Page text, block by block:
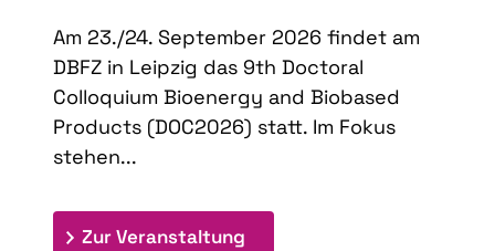
Am 23./24. September 2026 findet am
DBFZ in Leipzig das 9th Doctoral
Colloquium Bioenergy and Biobased
Products (DOC2026) statt. Im Fokus
stehen...
Zur Veranstaltung